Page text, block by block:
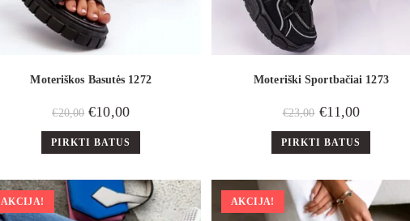
Moteriškos Basutės 1272
€20,00 €10,00
PIRKTI BATUS
Moteriški Sportbačiai 1273
€23,00 €11,00
PIRKTI BATUS
AKCIJA! AKCIJA!